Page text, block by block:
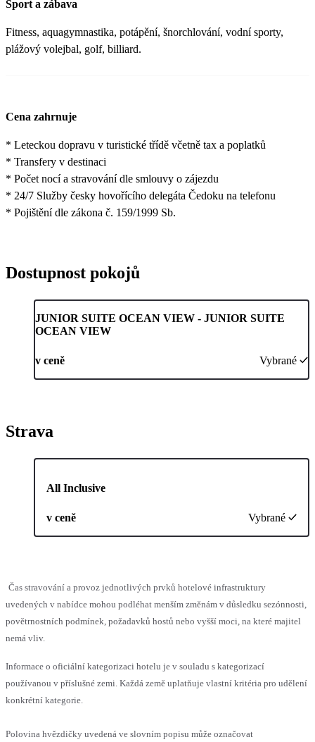
Sport a zábava
Fitness, aquagymnastika, potápění, šnorchlování, vodní sporty,
plážový volejbal, golf, billiard.
Cena zahrnuje
* Leteckou dopravu v turistické třídě včetně tax a poplatků
* Transfery v destinaci
* Počet nocí a stravování dle smlouvy o zájezdu
* 24/7 Služby česky hovořícího delegáta Čedoku na telefonu
* Pojištění dle zákona č. 159/1999 Sb.
Dostupnost pokojů
JUNIOR SUITE OCEAN VIEW - JUNIOR SUITE
OCEAN VIEW
v ceně Vybrané
Strava
All Inclusive
v ceně Vybrané
Čas stravování a provoz jednotlivých prvků hotelové infrastruktury
uvedených v nabídce mohou podléhat menším změnám v důsledku sezónnosti,
povětrnostních podmínek, požadavků hostů nebo vyšší moci, na které majitel
nemá vliv.
Informace o oficiální kategorizaci hotelu je v souladu s kategorizací
používanou v příslušné zemi. Každá země uplatňuje vlastní kritéria pro udělení
konkrétní kategorie.
Polovina hvězdičky uvedená ve slovním popisu může označovat